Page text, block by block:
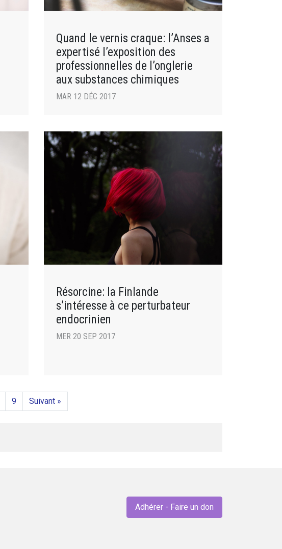
Quand le vernis craque: l’Anses a
expertisé l’exposition des
professionnelles de l’onglerie
aux substances chimiques
MAR 12 DÉC 2017
Résorcine: la Finlande
s’intéresse à ce perturbateur
endocrinien
MER 20 SEP 2017
9 Suivant »
Adhérer - Faire un don